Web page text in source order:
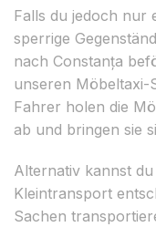
Falls du jedoch nur
sperrige
nach Constanța
unseren Möbeltaxi-
Fahrer holen die
ab und bringen sie
Alternativ kannst
Kleintransport
Sachen